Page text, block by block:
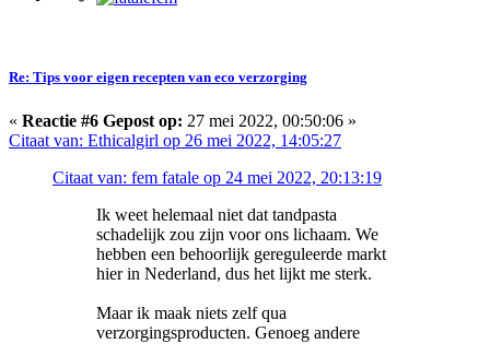
Re: Tips voor eigen recepten van eco verzorging
« Reactie #6 Gepost op: 27 mei 2022, 00:50:06 »
Citaat van: Ethicalgirl op 26 mei 2022, 14:05:27
Citaat van: fem fatale op 24 mei 2022, 20:13:19
Ik weet helemaal niet dat tandpasta
schadelijk zou zijn voor ons lichaam. We
hebben een behoorlijk gereguleerde markt
hier in Nederland, dus het lijkt me sterk.
Maar ik maak niets zelf qua
verzorgingsproducten. Genoeg andere